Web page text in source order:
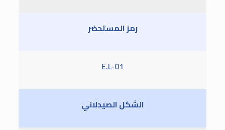
رمز المستحضر
E.L-01
الشكل الصيدلاني